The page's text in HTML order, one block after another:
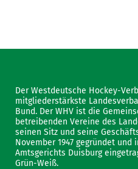
Der Westdeutsche Hockey-
mitgliederstärkste
Bund. Der WHV ist die
betreibenden Vereine des
seinen Sitz und seine
November 1947 gegründet
Amtsgerichts Duisburg
Grün-Weiß.